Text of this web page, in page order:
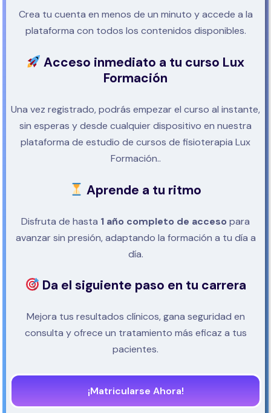
Crea tu cuenta en menos de un minuto y accede a la
plataforma con todos los contenidos disponibles.
Acceso inmediato a tu curso Lux
Formación
Una vez registrado, podrás empezar el curso al instante,
sin esperas y desde cualquier dispositivo en nuestra
plataforma de estudio de cursos de fisioterapia Lux
Formación..
Aprende a tu ritmo
Disfruta de hasta 1 año completo de acceso para
avanzar sin presión, adaptando la formación a tu día a
día.
Da el siguiente paso en tu carrera
Mejora tus resultados clínicos, gana seguridad en
consulta y ofrece un tratamiento más eficaz a tus
pacientes.
¡Matricularse Ahora!